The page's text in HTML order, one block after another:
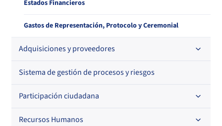
Estados Financieros
Gastos de Representación, Protocolo y Ceremonial
Adquisiciones y proveedores
Contrataciones
Histórico de órdenes de compra
Histórico detalle Pago a Proveedores
Sistema de gestión de procesos y riesgos
Participación ciudadana
Acceso a información relevante
Recursos Humanos